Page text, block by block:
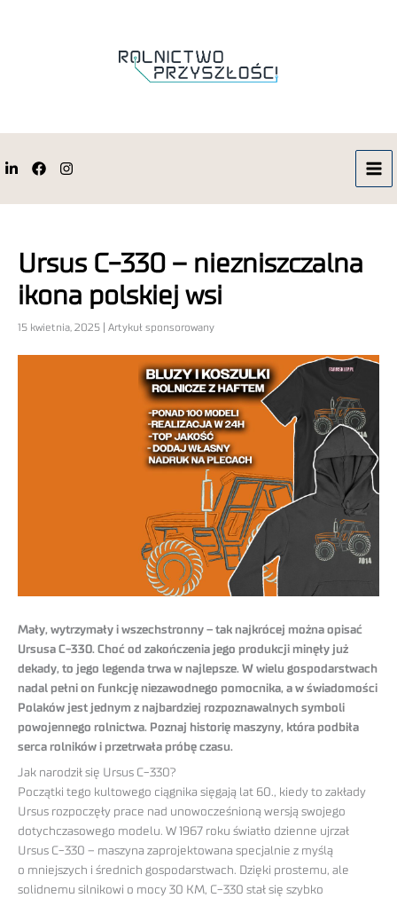
Ursus C-330 – niezniszczalna
ikona polskiej wsi
15 kwietnia, 2025 | Artykuł sponsorowany
Mały, wytrzymały i wszechstronny – tak najkrócej można opisać
Ursusa C-330. Choć od zakończenia jego produkcji minęły już
dekady, to jego legenda trwa w najlepsze. W wielu gospodarstwach
nadal pełni on funkcję niezawodnego pomocnika, a w świadomości
Polaków jest jednym z najbardziej rozpoznawalnych symboli
powojennego rolnictwa. Poznaj historię maszyny, która podbiła
serca rolników i przetrwała próbę czasu.
Jak narodził się Ursus C-330?
Początki tego kultowego ciągnika sięgają lat 60., kiedy to zakłady
Ursus rozpoczęły prace nad unowocześnioną wersją swojego
dotychczasowego modelu. W 1967 roku światło dzienne ujrzał
Ursus C-330 – maszyna zaprojektowana specjalnie z myślą
o mniejszych i średnich gospodarstwach. Dzięki prostemu, ale
solidnemu silnikowi o mocy 30 KM, C-330 stał się szybko